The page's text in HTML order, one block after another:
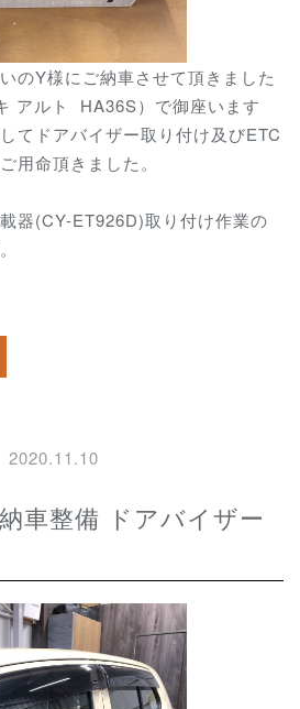
のY様にご納車させて頂きました
アルト HA36S）で御座います
てドアバイザー取り付け及びETC
用命頂きました。
器(CY-ET926D)取り付け作業の
2020.11.10